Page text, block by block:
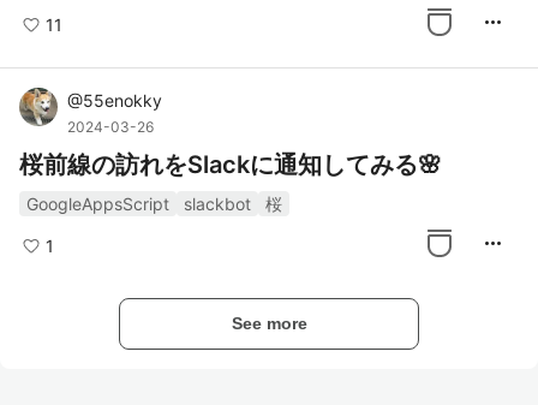
11 more_horiz
@55enokky
2024-03-26
桜前線の訪れをSlackに通知してみる🌸
GoogleAppsScript slackbot 桜
1 more_horiz
See more